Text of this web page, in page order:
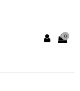
0